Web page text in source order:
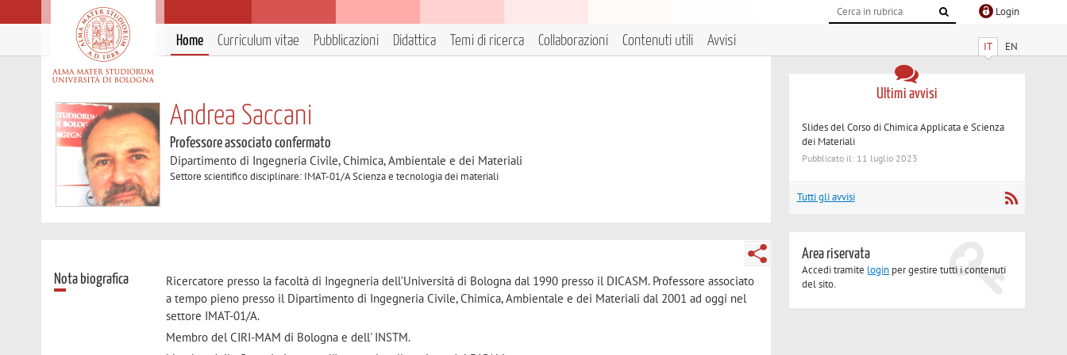
Login
IT EN
Home Curriculum vitae Pubblicazioni Didattica Temi di ricerca Collaborazioni Contenuti utili Avvisi
Andrea Saccani
Professore associato confermato
Dipartimento di Ingegneria Civile, Chimica, Ambientale e dei Materiali
Settore scientifico disciplinare: IMAT-01/A Scienza e tecnologia dei materiali
Nota biografica
Ricercatore presso la facoltà di Ingegneria dell’Università di Bologna dal 1990 presso il DICASM. Professore associato
a tempo pieno presso il Dipartimento di Ingegneria Civile, Chimica, Ambientale e dei Materiali dal 2001 ad oggi nel
settore IMAT-01/A.
Membro del CIRI-MAM di Bologna e dell' INSTM.
Ultimi avvisi
Slides del Corso di Chimica Applicata e Scienza
dei Materiali
Pubblicato il: 11 luglio 2023
Tutti gli avvisi
Area riservata
Accedi tramite login per gestire tutti i contenuti
del sito.